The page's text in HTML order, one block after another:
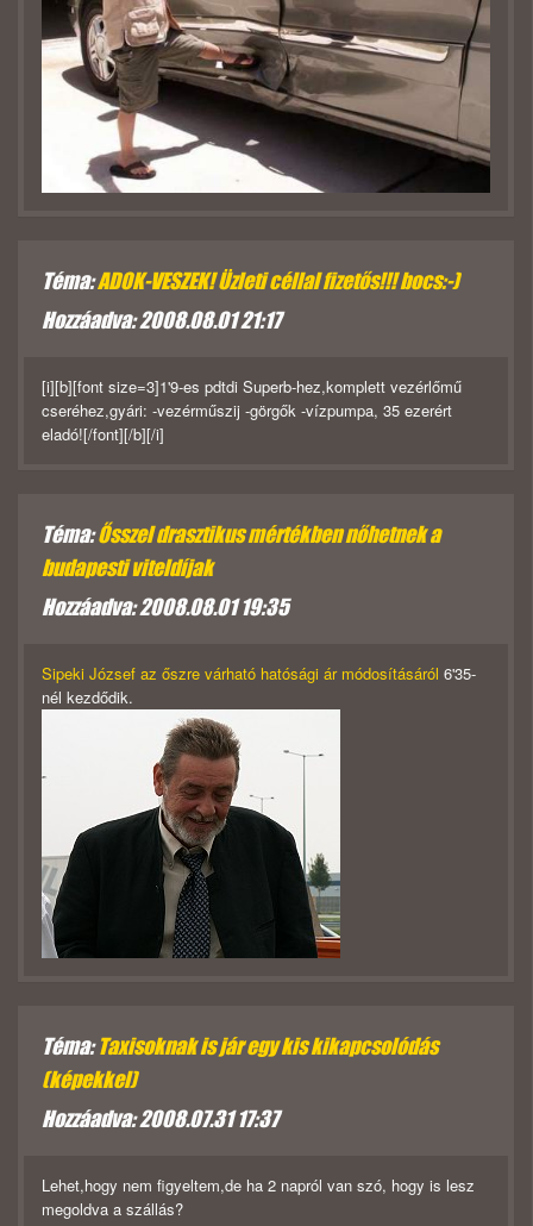
Téma:ADOK-VESZEK! Üzleti céllal fizetős!!! bocs:-)
Hozzáadva: 2008.08.01 21:17
[i][b][font size=3]1'9-es pdtdi Superb-hez,komplett vezérlőmű
cseréhez,gyári: -vezérműszij -görgők -vízpumpa, 35 ezerért
eladó![/font][/b][/i]
Téma:Ősszel drasztikus mértékben nőhetnek a
budapesti viteldíjak
Hozzáadva: 2008.08.01 19:35
Sipeki József az őszre várható hatósági ár módosításáról 6'35-
nél kezdődik.
Téma:Taxisoknak is jár egy kis kikapcsolódás
(képekkel)
Hozzáadva: 2008.07.31 17:37
Lehet,hogy nem figyeltem,de ha 2 napról van szó, hogy is lesz
megoldva a szállás?